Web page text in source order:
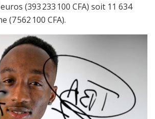
(393 233 100 CFA) soit 11 634
(7 562 100 CFA).